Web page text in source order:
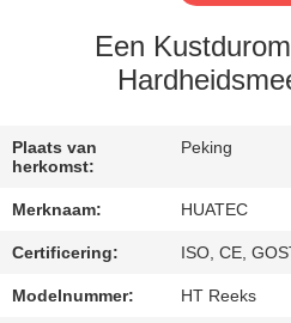
ONS
VERZOEK
OM EEN
CITAAT
Een
Plaats van
herkomst:
Peking
Merknaam: HUATEC
Certificering: ISO, CE,
Modelnummer: HT Reeks